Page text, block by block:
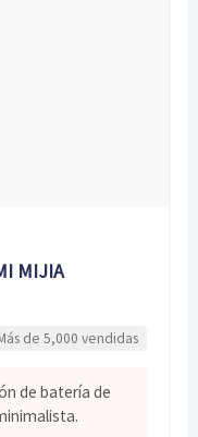
MIJIA
de 5,000 vendidas
de batería de